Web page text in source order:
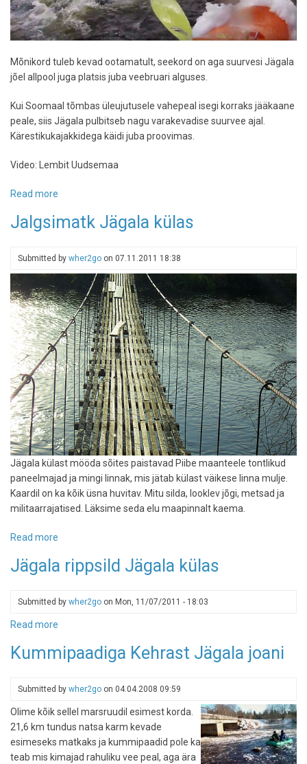
Mõnikord tuleb kevad ootamatult, seekord on aga suurvesi Jägala
jõel allpool juga platsis juba veebruari alguses.
Kui Soomaal tõmbas üleujutusele vahepeal isegi korraks jääkaane
peale, siis Jägala pulbitseb nagu varakevadise suurvee ajal.
Kärestikukajakkidega käidi juba proovimas.
Video: Lembit Uudsemaa
Read more
on
raftingujõgi
hooaeg
algas
Jalgsimatk Jägala külas
Submitted by wher2go on 07.11.2011 18:38
Jägala külast mööda sõites paistavad Piibe maanteele tontlikud
paneelmajad ja mingi linnak, mis jätab külast väikese linna mulje.
Kaardil on ka kõik üsna huvitav. Mitu silda, looklev jõgi, metsad ja
militaarrajatised. Läksime seda elu maapinnalt kaema.
Read more
Jägala
Jägala rippsild Jägala külas
Submitted by wher2go on Mon, 11/07/2011 - 18:03
Read more
rippsild
külas
Kummipaadiga Kehrast Jägala joani
Submitted by wher2go on 04.04.2008 09:59
Olime kõik sellel marsruudil esimest korda.
21,6 km tundus natsa karm kevade
esimeseks matkaks ja kummipaadid pole ka
teab mis kimajad rahuliku vee peal, aga ära